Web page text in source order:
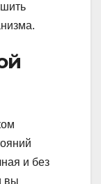
и без
вы